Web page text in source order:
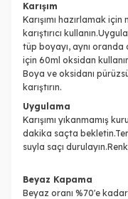
Karışım
Karışımı hazırlamak
karıştırıcı
tüp boyayı, aynı oranda
için 60ml oksidan
Boya ve oksidanı
karıştırın.
Uygulama
Karışımı yıkanmamış
dakika saçta
suyla saçı
Beyaz Kapama
Beyaz oranı %70'e